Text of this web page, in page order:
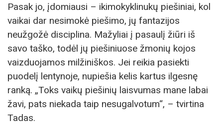
Pasak jo, įdomiausi – ikimokyklinukų piešiniai, kol
vaikai dar nesimokė piešimo, jų fantazijos
neužgožė disciplina. Mažyliai į pasaulį žiūri iš
savo taško, todėl jų piešiniuose žmonių kojos
vaizduojamos milžiniškos. Jei reikia pasiekti
puodelį lentynoje, nupiešia kelis kartus ilgesnę
ranką. „Toks vaikų piešinių laisvumas mane labai
žavi, pats niekada taip nesugalvotum“, – tvirtina
Tadas.